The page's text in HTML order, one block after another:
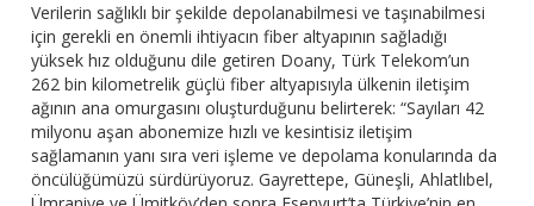
Verilerin sağlıklı bir şekilde depolanabilmesi ve taşınabilmesi
için gerekli en önemli ihtiyacın fiber altyapının sağladığı
yüksek hız olduğunu dile getiren Doany, Türk Telekom’un
262 bin kilometrelik güçlü fiber altyapısıyla ülkenin iletişim
ağının ana omurgasını oluşturduğunu belirterek: “Sayıları 42
milyonu aşan abonemize hızlı ve kesintisiz iletişim
sağlamanın yanı sıra veri işleme ve depolama konularında da
öncülüğümüzü sürdürüyoruz. Gayrettepe, Güneşli, Ahlatlıbel,